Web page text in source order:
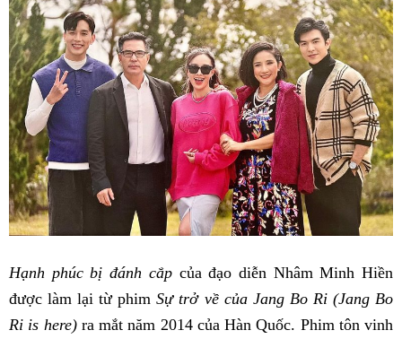
Hạnh phúc bị đánh cắpcủa đạo diễn Nhâm Minh Hiền
được làm lại từ phimSự trở về của Jang Bo Ri (Jang Bo
Ri is here)ra mắt năm 2014 của Hàn Quốc. Phim tôn vinh